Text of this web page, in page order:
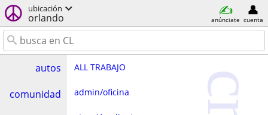
ubicación
orlando anúnciate cuenta
autos
comunidad
ALL TRABAJO
admin/oficina